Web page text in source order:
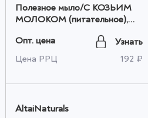
Полезное мыло/С КОЗЬИМ
МОЛОКОМ (питательное),
Опт. цена
Узнать
Цена РРЦ
192 ₽
AltaiNaturals